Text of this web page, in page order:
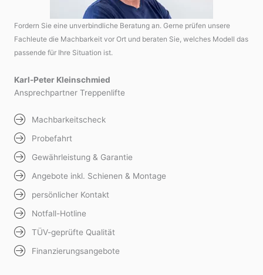
Fordern Sie eine unverbindliche Beratung an. Gerne prüfen unsere
Fachleute die Machbarkeit vor Ort und beraten Sie, welches Modell das
passende für Ihre Situation ist.
Karl-Peter Kleinschmied
Ansprechpartner Treppenlifte
Machbarkeitscheck
Probefahrt
Gewährleistung & Garantie
Angebote inkl. Schienen & Montage
persönlicher Kontakt
Notfall-Hotline
TÜV-geprüfte Qualität
Finanzierungsangebote